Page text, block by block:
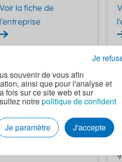
souvenir de vous afin
ainsi que pour l'analyse et
fois sur ce site web et sur
notrepolitique de confident
Je paramètre
J'accepte
Je
Voir la fiche de
l'entreprise
Isolation des combles
perdus
CTBG ENERGY PERFO
72 RUE SAINT-DENIS